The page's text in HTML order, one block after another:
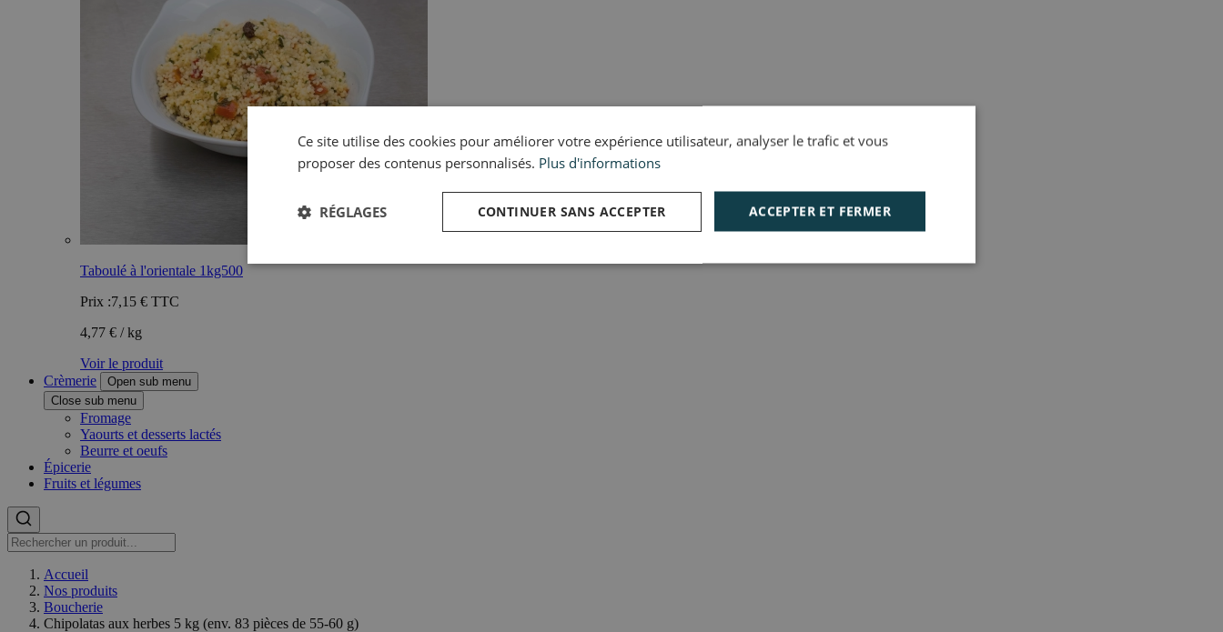
Taboulé à l'orientale 1kg500
Prix :7,15 € TTC
4,77 € / kg
Voir le produit
Crèmerie
Open sub menu
Close sub menu
Fromage
Yaourts et desserts lactés
Beurre et oeufs
Épicerie
Fruits et légumes
Accueil
Nos produits
Boucherie
Chipolatas aux herbes 5 kg (env. 83 pièces de 55-60 g)
Ce site utilise des cookies pour améliorer votre expérience utilisateur, analyser le trafic et vous
proposer des contenus personnalisés. Plus d'informations
ACCEPTER ET FERMER
CONTINUER SANS ACCEPTER
RÉGLAGES